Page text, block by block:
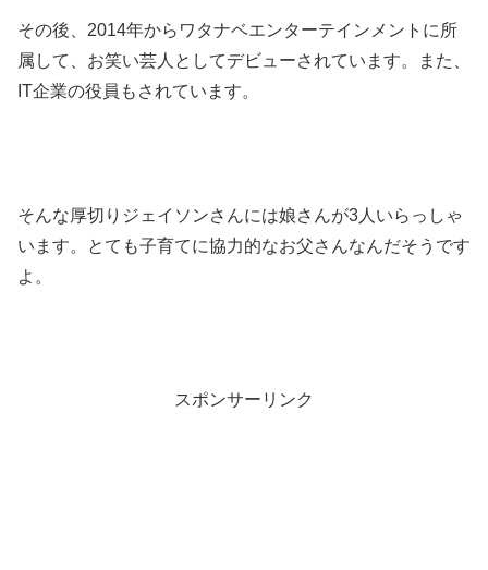
その後、2014年からワタナベエンターテインメントに所
属して、お笑い芸人としてデビューされています。また、
IT企業の役員もされています。
そんな厚切りジェイソンさんには娘さんが3人いらっしゃ
います。とても子育てに協力的なお父さんなんだそうです
よ。
スポンサーリンク